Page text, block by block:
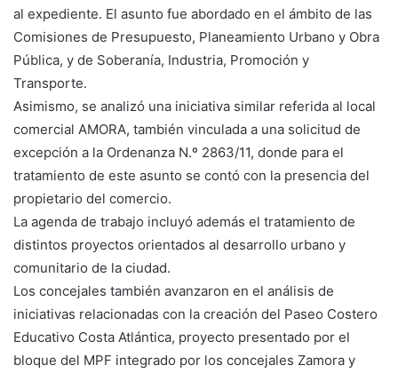
al expediente. El asunto fue abordado en el ámbito de las
Comisiones de Presupuesto, Planeamiento Urbano y Obra
Pública, y de Soberanía, Industria, Promoción y
Transporte.
Asimismo, se analizó una iniciativa similar referida al local
comercial AMORA, también vinculada a una solicitud de
excepción a la Ordenanza N.º 2863/11, donde para el
tratamiento de este asunto se contó con la presencia del
propietario del comercio.
La agenda de trabajo incluyó además el tratamiento de
distintos proyectos orientados al desarrollo urbano y
comunitario de la ciudad.
Los concejales también avanzaron en el análisis de
iniciativas relacionadas con la creación del Paseo Costero
Educativo Costa Atlántica, proyecto presentado por el
bloque del MPF integrado por los concejales Zamora y